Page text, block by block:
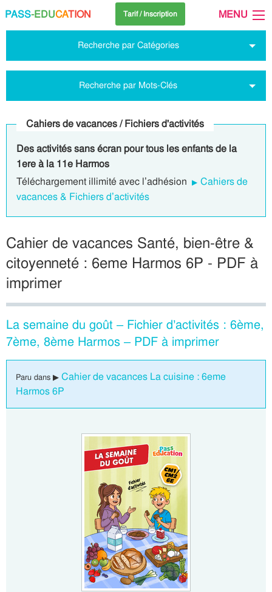
PASS-EDUCATION Tarif / Inscription MENU
Recherche par Catégories
Recherche par Mots-Clés
Cahiers de vacances / Fichiers d'activités
Des activités sans écran pour tous les enfants de la
1ere à la 11e Harmos
Téléchargement illimité avec l’adhésion
Cahiers de
vacances & Fichiers d’activités
Cahier de vacances Santé, bien-être &
citoyenneté : 6eme Harmos 6P - PDF à
imprimer
La semaine du goût – Fichier d’activités : 6ème,
7ème, 8ème Harmos – PDF à imprimer
Paru dans ▶ Cahier de vacances La cuisine : 6eme
Harmos 6P